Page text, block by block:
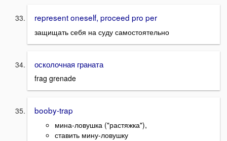
represent oneself, proceed pro per
защищать себя на суду самостоятельно
осколочная граната
frag grenade
booby-trap
мина-ловушка ("растяжка"),
ставить мину-ловушку